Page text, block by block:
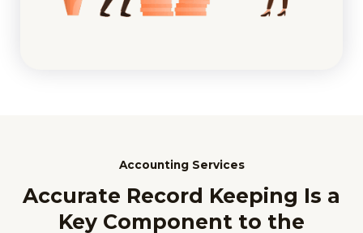
Accounting Services
Accurate Record Keeping Is a
Key Component to the